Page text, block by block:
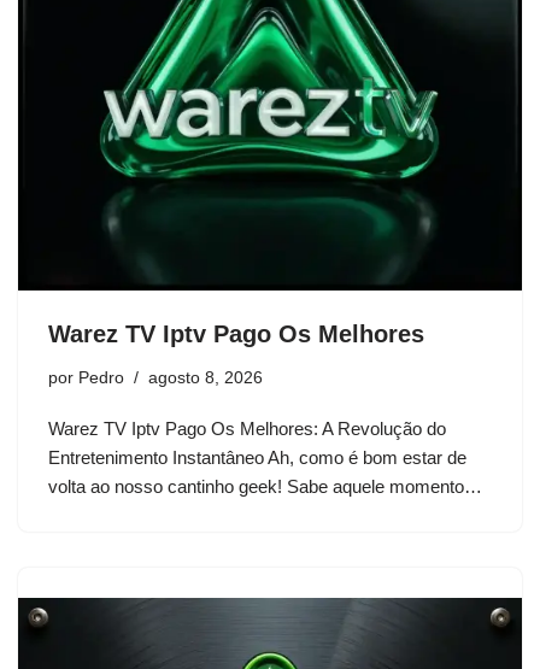
Warez TV Iptv Pago Os Melhores
por Pedro agosto 8, 2026
Warez TV Iptv Pago Os Melhores: A Revolução do
Entretenimento Instantâneo Ah, como é bom estar de
volta ao nosso cantinho geek! Sabe aquele momento…